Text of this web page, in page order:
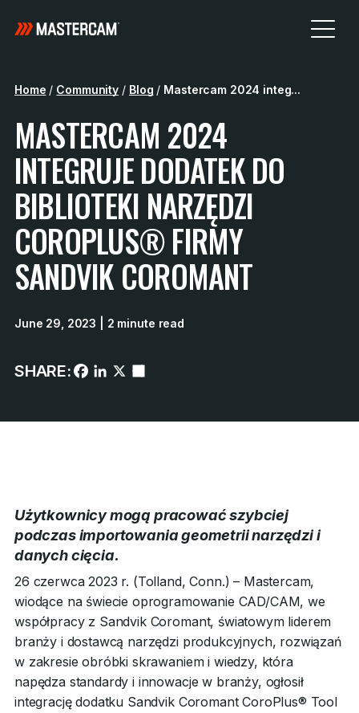
Home / Community / Blog / Mastercam 2024 integ...
MASTERCAM 2024
INTEGRUJE DODATEK DO
BIBLIOTEKI NARZĘDZI
COROPLUS® FIRMY
SANDVIK COROMANT
June 29, 2023 | 2 minute read
SHARE:
Użytkownicy mogą pracować szybciej
podczas importowania geometrii narzędzi i
danych cięcia.
26 czerwca 2023 r. (Tolland, Conn.) – Mastercam,
wiodące na świecie oprogramowanie CAD/CAM, we
współpracy z Sandvik Coromant, światowym liderem
branży i dostawcą narzędzi produkcyjnych, rozwiązań
w zakresie obróbki skrawaniem i wiedzy, która
napędza standardy i innowacje w branży, ogłosił
integrację dodatku Sandvik Coromant CoroPlus® Tool